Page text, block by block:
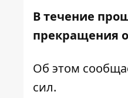
В течение
прекращения
Об этом
сил.